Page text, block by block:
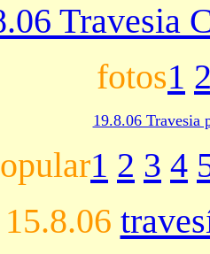
Travesia
fotos1
19.8.06 Travesia
1 2 3 4
15.8.06